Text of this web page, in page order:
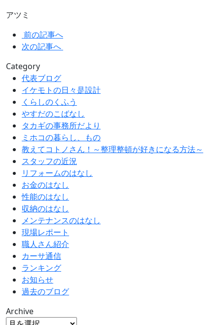
アツミ
前の記事へ
次の記事へ
Category
代表ブログ
イケモトの日々是設計
くらしのくふう
やすだのこばなし
タカギの事務所だより
ミホコの暮らし、もの
教えてコトノさん！～整理整頓が好きになる方法～
スタッフの近況
リフォームのはなし
お金のはなし
性能のはなし
収納のはなし
メンテナンスのはなし
現場レポート
職人さん紹介
カーサ通信
ランキング
お知らせ
過去のブログ
Archive